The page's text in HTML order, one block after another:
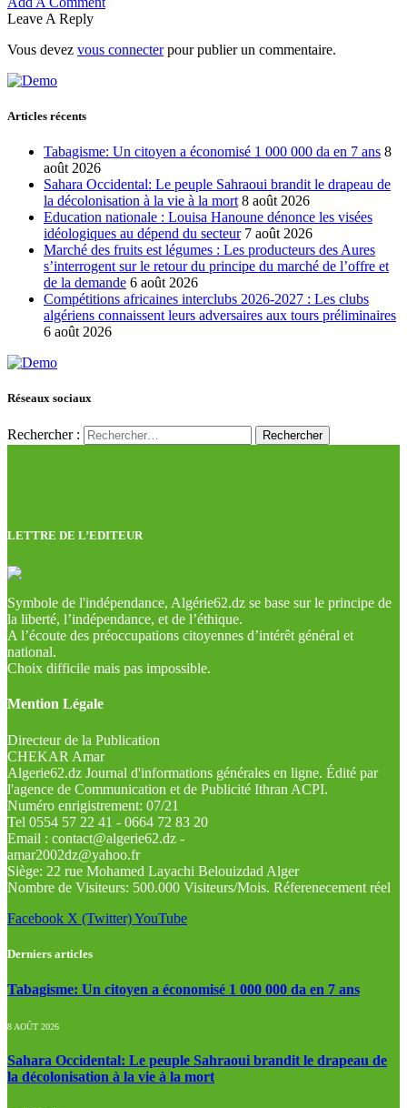
Leave A Reply
Vous devez vous connecterpour publier un commentaire.
Articles récents
Tabagisme: Un citoyen a économisé 1 000 000 da en 7 ans 8
août 2026
Sahara Occidental: Le peuple Sahraoui brandit le drapeau de
la décolonisation à la vie à la mort 8 août 2026
Education nationale : Louisa Hanoune dénonce les visées
idéologiques au dépend du secteur 7 août 2026
Marché des fruits est légumes : Les producteurs des Aures
s’interrogent sur le retour du principe du marché de l’offre et
de la demande 6 août 2026
Compétitions africaines interclubs 2026-2027 : Les clubs
algériens connaissent leurs adversaires aux tours préliminaires
6 août 2026
Réseaux sociaux
Rechercher :
LETTRE DE L’EDITEUR
Symbole de l'indépendance, Algérie62.dz se base sur le principe de
la liberté, l’indépendance, et de l’éthique.
A l’écoute des préoccupations citoyennes d’intérêt général et
national.
Choix difficile mais pas impossible.
Mention Légale
Directeur de la Publication
CHEKAR Amar
Algerie62.dz Journal d'informations générales en ligne. Édité par
l'agence de Communication et de Publicité Ithran ACPI.
Numéro enrigistrement: 07/21
Tel 0554 57 22 41 - 0664 72 83 20
Email : contact@algerie62.dz -
amar2002dz@yahoo.fr
Siège: 22 rue Mohamed Layachi Belouizdad Alger
Nombre de Visiteurs: 500.000 Visiteurs/Mois. Réferenecement réel
Facebook X (Twitter)YouTube
Derniers articles
Tabagisme: Un citoyen a économisé 1 000 000 da en 7 ans
8 AOÛT 2026
Sahara Occidental: Le peuple Sahraoui brandit le drapeau de
la décolonisation à la vie à la mort